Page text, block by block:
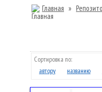
Главная »
Сортировка по:
автору
названию